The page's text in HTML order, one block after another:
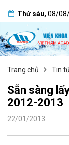
Thứ sáu, 08/
Trang chủ Tin
Sẵn sàng
2012-2013
22/01/2013